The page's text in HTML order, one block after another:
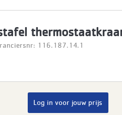
116.187.14.1
Log in voor jouw prijs